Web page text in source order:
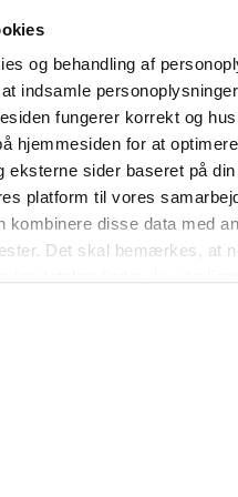
og behandling af
indsamle
fungerer korrekt og
hjemmesiden for at
eksterne sider baseret på
platform til vores
kombinere disse data med
Det skal bemærkes, at
selv, hvilke formål vores
i